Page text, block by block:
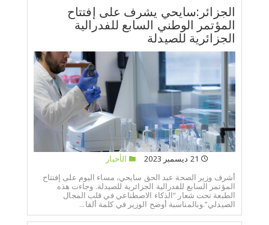
الجزائر:سايحي يشرف على إفتتاح
المؤتمر الوطني السابع للفدرالية
الجزائرية للصيدلة
الأخبار
أشرف وزير الصحة عبد الحق سايحي، مساء اليوم على إفتتاح
المؤتمر السابع للفدرالية الجزائرية للصيدلة. وجاءت هذه
الطبعة تحت شعار “الذكاء الاصطناعي في قلب المجال
الصيدلي”.وبالمناسبة أوضح الوزير في كلمة ألقا...